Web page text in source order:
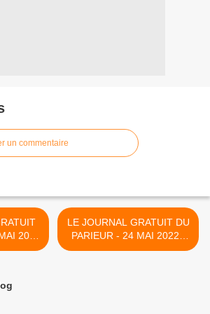
un commentaire
2022
DU
LE JOURNAL GRATUIT DU
PARIEUR - 24 MAI 2022 -
COUPLE DU JOUR DU